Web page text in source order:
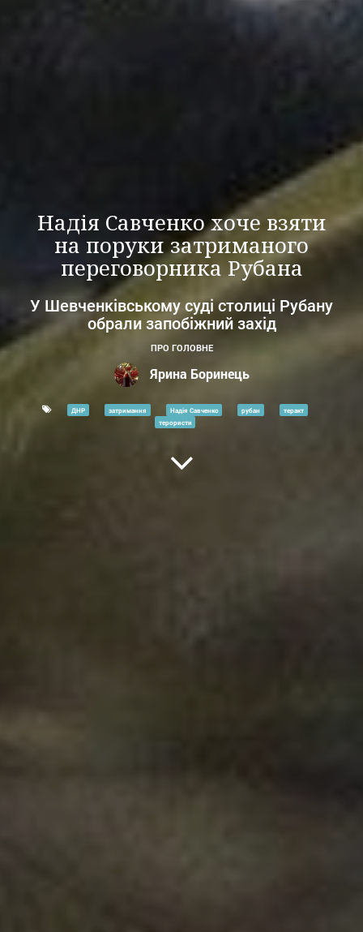
Надія Савченко хоче взяти
на поруки затриманого
переговорника Рубана
У Шевченківському суді столиці Рубану
обрали запобіжний захід
ПРО ГОЛОВНЕ
Ярина Боринець
ДНР затримання Надія Савченко рубан
теракт
терористи